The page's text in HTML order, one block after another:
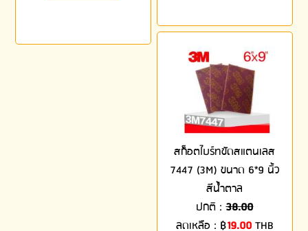
สก็อตไบร์ทขัดสแตนเลส
7447 (3M) ขนาด 6*9 นิ้ว
สีน้ำตาล
ปกติ :38.00
ลดเหลือ : ฿19.00 THB